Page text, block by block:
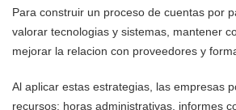
Para construir un proceso de cuentas por
valorar tecnologias y sistemas, mantener
mejorar la relacion con proveedores y
Al aplicar estas estrategias, las empresas
recursos: horas administrativas, informes